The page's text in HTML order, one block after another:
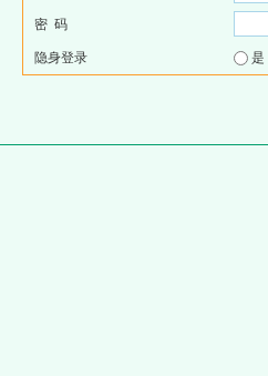
密 码
隐身登录